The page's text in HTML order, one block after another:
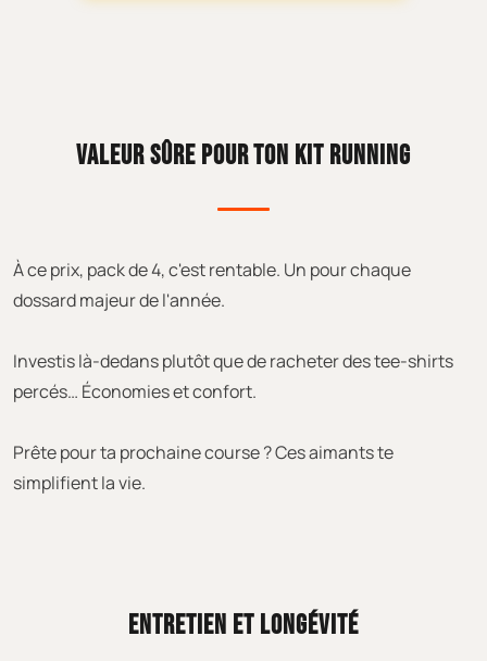
VALEUR SÛRE POUR TON KIT RUNNING
À ce prix, pack de 4, c'est rentable. Un pour chaque
dossard majeur de l'année.
Investis là-dedans plutôt que de racheter des tee-shirts
percés… Économies et confort.
Prête pour ta prochaine course ? Ces aimants te
simplifient la vie.
ENTRETIEN ET LONGÉVITÉ